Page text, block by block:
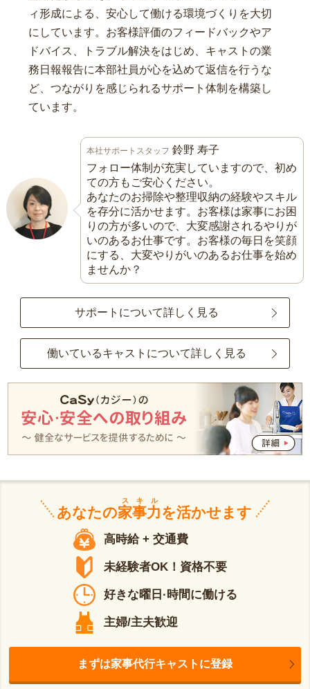
ィ形成による、安心して働ける環境づくりを大切
にしています。お客様評価のフィードバックやア
ドバイス、トラブル解決をはじめ、キャストの業
務日報報告に本部社員が心を込めて返信を行うな
ど、つながりを感じられるサポート体制を構築し
ています。
本社サポートスタッフ 鈴野 寿子
フォロー体制が充実していますので、初め
ての方もご安心ください。
あなたのお掃除や整理収納の経験やスキル
を存分に活かせます。お客様は家事にお困
りの方が多いので、大変感謝されるやりが
いのあるお仕事です。お客様の毎日を笑顔
にする、大変やりがいのあるお仕事を始め
ませんか？
サポートについて詳しく見る
働いているキャストについて詳しく見る
あなたの家事力
スキル
を活かせます
高時給 + 交通費
未経験者OK！資格不要
好きな曜日·時間に働ける
主婦/主夫歓迎
まずは家事代行キャストに登録